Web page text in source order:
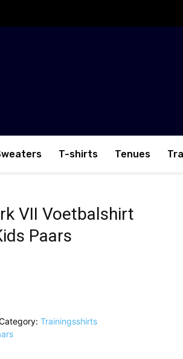
T-shirts Tenues
VII Voetbalshirt
Paars
Trainingsshirts